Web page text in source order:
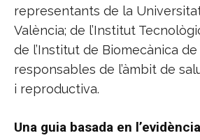
representants de la
València; de l’Institut
de l’Institut de Biomecànica de
responsables de l’àmbit de
i reproductiva.
Una guia basada en